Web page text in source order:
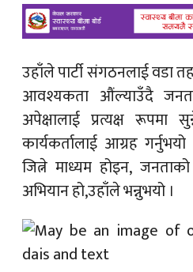
उहाँले पार्टी संगठनलाई वडा
आवश्यकता औंल्याउँदै
अपेक्षालाई प्रत्यक्ष रूपमा
कार्यकर्तालाई आग्रह
जित्ने माध्यम होइन,
अभियान हो,उहाँले भन्नुभयो ।